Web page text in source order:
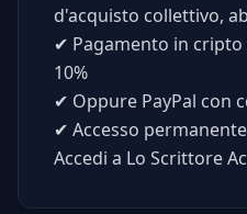
d'acquisto collettivo,
✔ Pagamento in
10%
✔ Oppure PayPal con
✔ Accesso
Accedi a Lo Scrittore